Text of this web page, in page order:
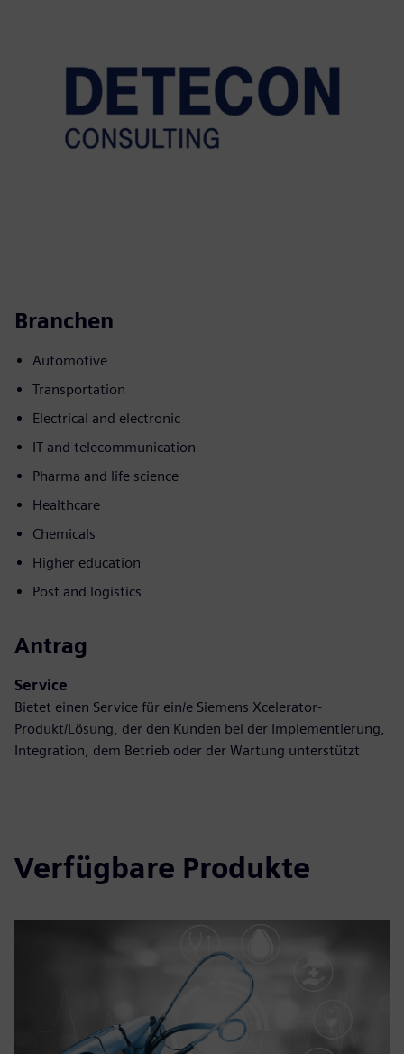
Branchen
Automotive
Transportation
Electrical and electronic
IT and telecommunication
Pharma and life science
Healthcare
Chemicals
Higher education
Post and logistics
Antrag
Service
Bietet einen Service für ein/e Siemens Xcelerator-
Produkt/Lösung, der den Kunden bei der Implementierung,
Integration, dem Betrieb oder der Wartung unterstützt
Verfügbare Produkte